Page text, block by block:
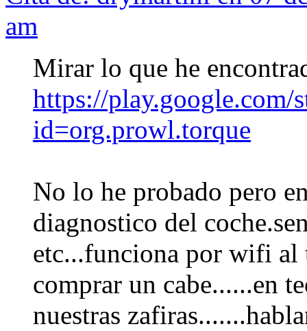
am
Mirar lo que he
https://play.google.com/
id=org.prowl.torque
No lo he probado pero
diagnostico del
etc...funciona por wifi al
comprar un cabe......en
nuestras